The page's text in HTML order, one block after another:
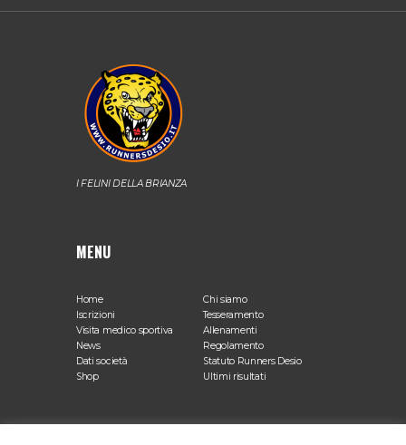
I FELINI DELLA BRIANZA
MENU
Home
Chi siamo
Iscrizioni
Tesseramento
Visita medico sportiva
Allenamenti
News
Regolamento
Dati società
Statuto Runners Desio
Shop
Ultimi risultati